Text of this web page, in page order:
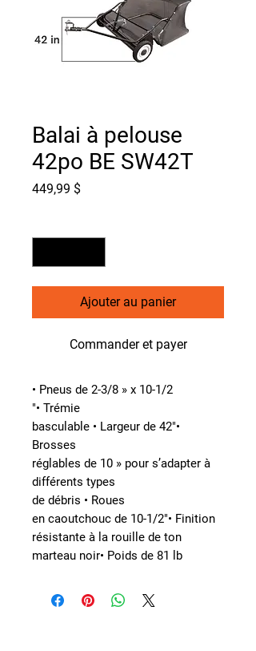
Balai à pelouse
42po BE SW42T
449,99 $Prix
Ajouter au panier
Commander et payer
• Pneus de 2-3/8 » x 10-1/2
"• Trémie
basculable • Largeur de 42"•
Brosses
réglables de 10 » pour s’adapter à
différents types
de débris • Roues
en caoutchouc de 10-1/2"• Finition
résistante à la rouille de ton
marteau noir• Poids de 81 lb